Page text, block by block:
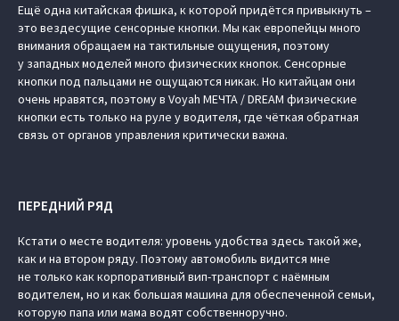
Ещё одна китайская фишка, к которой придётся привыкнуть –
это вездесущие сенсорные кнопки. Мы как европейцы много
внимания обращаем на тактильные ощущения, поэтому
у западных моделей много физических кнопок. Сенсорные
кнопки под пальцами не ощущаются никак. Но китайцам они
очень нравятся, поэтому в Voyah МЕЧТА / DREAM физические
кнопки есть только на руле у водителя, где чёткая обратная
связь от органов управления критически важна.
ПЕРЕДНИЙ РЯД
Кстати о месте водителя: уровень удобства здесь такой же,
как и на втором ряду. Поэтому автомобиль видится мне
не только как корпоративный вип-транспорт с наёмным
водителем, но и как большая машина для обеспеченной семьи,
которую папа или мама водят собственноручно.